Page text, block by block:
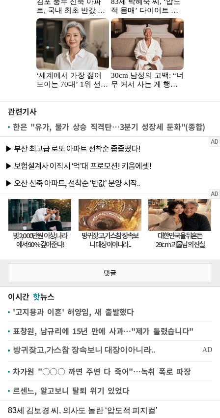
관련기사
한은 "유가, 물가 상승 직격탄…3분기 성장세 둔화"(종합)
댓글
이시간 핫뉴스
'고지용과 이혼' 허양임, 새 출발했다
표창원, 남규리에 15년 만에 사과…"제가 틀렸습니다"
차가원 "○○○ 까면 주변 다 죽어"…녹취 폭로 파장
르센느, 알고보니 탈퇴 위기 있었다